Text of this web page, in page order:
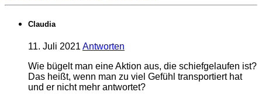
Claudia
11. Juli 2021 Antworten
Wie bügelt man eine Aktion aus, die schiefgelaufen ist?
Das heißt, wenn man zu viel Gefühl transportiert hat
und er nicht mehr antwortet?